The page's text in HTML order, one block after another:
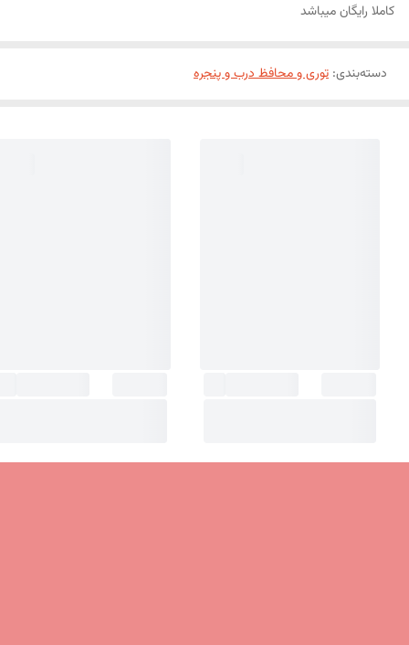
کاملا رایگان میباشد
دسته‌بندی: توری و محافظ درب و پنجره